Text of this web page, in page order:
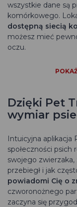
wszystkie dane są
komórkowego.
dostępną siecią
możesz mieć
oczu.
Dzięki Pet
wymiar
Intuicyjna aplikacja
społeczności psich
swojego
przebiegł i jak
powiadomi Cię o
czworonożnego
zaczyna się